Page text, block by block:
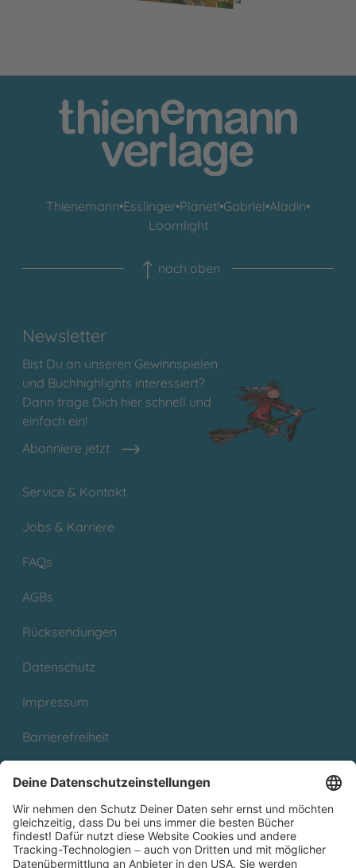
Thienemann•Esslinger•Planet!•Gabriel•Aladin•
Loomlight
nach oben
Newsletter
Bist Du an unseren Gewinnspielen
und Buchhighlights interessiert?
Dann trage Dich hier schnell und
einfach ein!
Abonniere jetzt
Service & Kontakt
Jobs & Karriere
FAQs
AGBs
Rücksendungen
Datenschutz
Impressum
Barrierefreiheit
Partnerprogramm (Affiliate)